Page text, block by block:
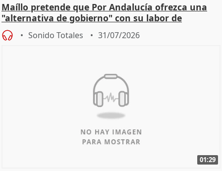
Maíllo pretende que Por Andalucía ofrezca una
"alternativa de gobierno" con su labor de
oposición
Sonido Totales 31/07/2026
01:29